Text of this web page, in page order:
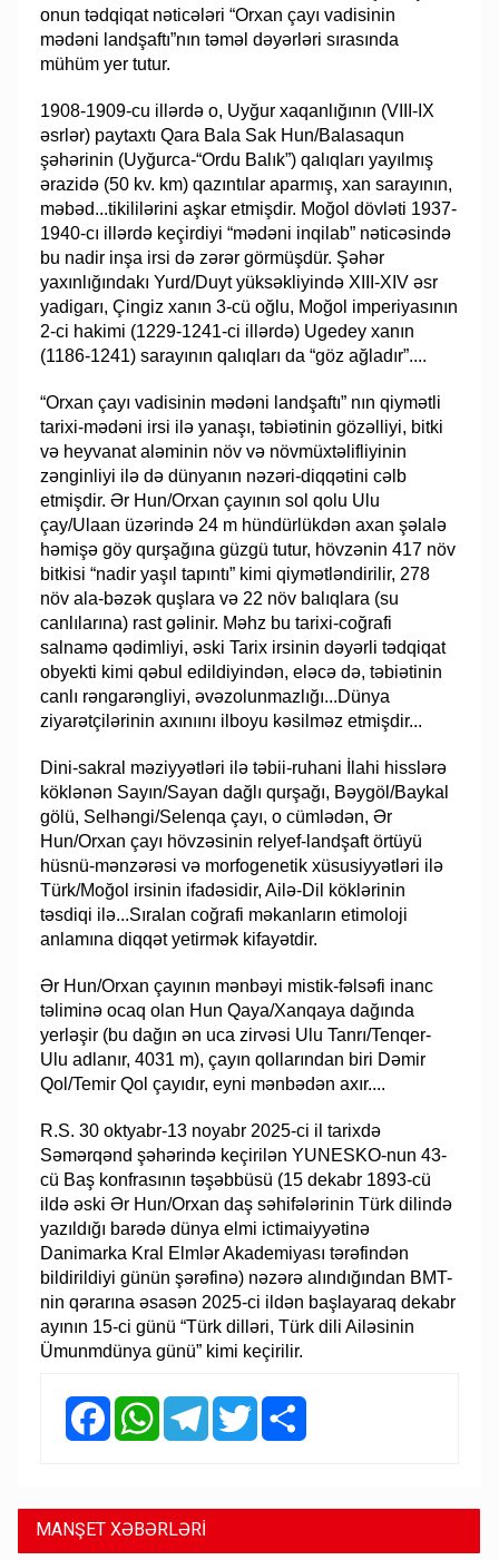
onun tədqiqat nəticələri “Orxan çayı vadisinin
mədəni landşaftı”nın təməl dəyərləri sırasında
mühüm yer tutur.
1908-1909-cu illərdə o, Uyğur xaqanlığının (VIII-IX
əsrlər) paytaxtı Qara Bala Sak Hun/Balasaqun
şəhərinin (Uyğurca-“Ordu Balık”) qalıqları yayılmış
ərazidə (50 kv. km) qazıntılar aparmış, xan sarayının,
məbəd...tikililərini aşkar etmişdir. Moğol dövləti 1937-
1940-cı illərdə keçirdiyi “mədəni inqilab” nəticəsində
bu nadir inşa irsi də zərər görmüşdür. Şəhər
yaxınlığındakı Yurd/Duyt yüksəkliyində XIII-XIV əsr
yadigarı, Çingiz xanın 3-cü oğlu, Moğol imperiyasının
2-ci hakimi (1229-1241-ci illərdə) Ugedey xanın
(1186-1241) sarayının qalıqları da “göz ağladır”....
“Orxan çayı vadisinin mədəni landşaftı” nın qiymətli
tarixi-mədəni irsi ilə yanaşı, təbiətinin gözəlliyi, bitki
və heyvanat aləminin növ və növmüxtəlifliyinin
zənginliyi ilə də dünyanın nəzəri-diqqətini cəlb
etmişdir. Ər Hun/Orxan çayının sol qolu Ulu
çay/Ulaan üzərində 24 m hündürlükdən axan şəlalə
həmişə göy qurşağına güzgü tutur, hövzənin 417 növ
bitkisi “nadir yaşıl tapıntı” kimi qiymətləndirilir, 278
növ ala-bəzək quşlara və 22 növ balıqlara (su
canlılarına) rast gəlinir. Məhz bu tarixi-coğrafi
salnamə qədimliyi, əski Tarix irsinin dəyərli tədqiqat
obyekti kimi qəbul edildiyindən, eləcə də, təbiətinin
canlı rəngarəngliyi, əvəzolunmazlığı...Dünya
ziyarətçilərinin axınıını ilboyu kəsilməz etmişdir...
Dini-sakral məziyyətləri ilə təbii-ruhani İlahi hisslərə
köklənən Sayın/Sayan dağlı qurşağı, Bəygöl/Baykal
gölü, Selhəngi/Selenqa çayı, o cümlədən, Ər
Hun/Orxan çayı hövzəsinin relyef-landşaft örtüyü
hüsnü-mənzərəsi və morfogenetik xüsusiyyətləri ilə
Türk/Moğol irsinin ifadəsidir, Ailə-Dil köklərinin
təsdiqi ilə...Sıralan coğrafi məkanların etimoloji
anlamına diqqət yetirmək kifayətdir.
Ər Hun/Orxan çayının mənbəyi mistik-fəlsəfi inanc
təliminə ocaq olan Hun Qaya/Xanqaya dağında
yerləşir (bu dağın ən uca zirvəsi Ulu Tanrı/Tenqer-
Ulu adlanır, 4031 m), çayın qollarından biri Dəmir
Qol/Temir Qol çayıdır, eyni mənbədən axır....
R.S. 30 oktyabr-13 noyabr 2025-ci il tarixdə
Səmərqənd şəhərində keçirilən YUNESKO-nun 43-
cü Baş konfrasının təşəbbüsü (15 dekabr 1893-cü
ildə əski Ər Hun/Orxan daş səhifələrinin Türk dilində
yazıldığı barədə dünya elmi ictimaiyyətinə
Danimarka Kral Elmlər Akademiyası tərəfindən
bildirildiyi günün şərəfinə) nəzərə alındığından BMT-
nin qərarına əsasən 2025-ci ildən başlayaraq dekabr
ayının 15-ci günü “Türk dilləri, Türk dili Ailəsinin
Ümunmdünya günü” kimi keçirilir.
FacebookWhatsAppTelegramTwitter
MANŞET XƏBƏRLƏRİ